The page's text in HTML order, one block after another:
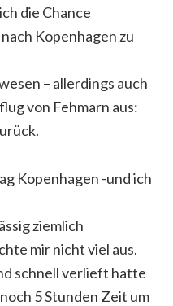
die Chance
Kopenhagen zu
– allerdings auch
von Fehmarn aus:
Kopenhagen -und ich
ziemlich
mir nicht viel aus.
schnell verlieft hatte
5 Stunden Zeit um